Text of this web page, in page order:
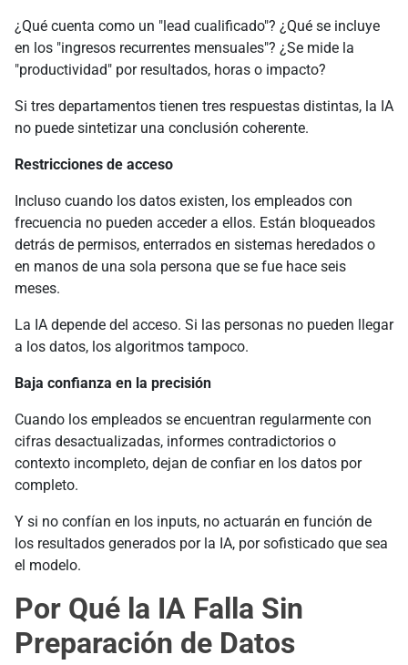
¿Qué cuenta como un "lead cualificado"? ¿Qué se incluye
en los "ingresos recurrentes mensuales"? ¿Se mide la
"productividad" por resultados, horas o impacto?
Si tres departamentos tienen tres respuestas distintas, la IA
no puede sintetizar una conclusión coherente.
Restricciones de acceso
Incluso cuando los datos existen, los empleados con
frecuencia no pueden acceder a ellos. Están bloqueados
detrás de permisos, enterrados en sistemas heredados o
en manos de una sola persona que se fue hace seis
meses.
La IA depende del acceso. Si las personas no pueden llegar
a los datos, los algoritmos tampoco.
Baja confianza en la precisión
Cuando los empleados se encuentran regularmente con
cifras desactualizadas, informes contradictorios o
contexto incompleto, dejan de confiar en los datos por
completo.
Y si no confían en los inputs, no actuarán en función de
los resultados generados por la IA, por sofisticado que sea
el modelo.
Por Qué la IA Falla Sin
Preparación de Datos